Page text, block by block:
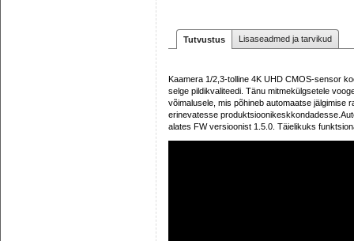
Tutvustus Lisaseadmed ja tarvikud
Kaamera 1/2,3-tolline 4K UHD CMOS-sensor
selge pildikvaliteedi. Tänu mitmekülgsetele
võimalusele, mis põhineb automaatse jälgimise
erinevatesse
alates FW versioonist 1.5.0. Täielikuks